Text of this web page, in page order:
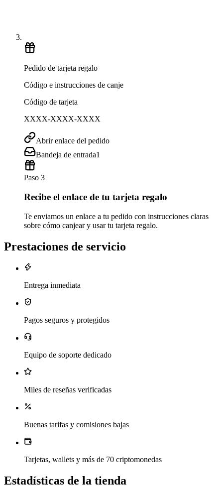
Pedido de tarjeta regalo
Código e instrucciones de canje
Código de tarjeta
XXXX-XXXX-XXXX
Abrir enlace del pedido
Bandeja de entrada1
Paso 3
Recibe el enlace de tu tarjeta regalo
Te enviamos un enlace a tu pedido con instrucciones claras
sobre cómo canjear y usar tu tarjeta regalo.
Prestaciones de servicio
Entrega inmediata
Pagos seguros y protegidos
Equipo de soporte dedicado
Miles de reseñas verificadas
Buenas tarifas y comisiones bajas
Tarjetas, wallets y más de 70 criptomonedas
Estadísticas de la tienda